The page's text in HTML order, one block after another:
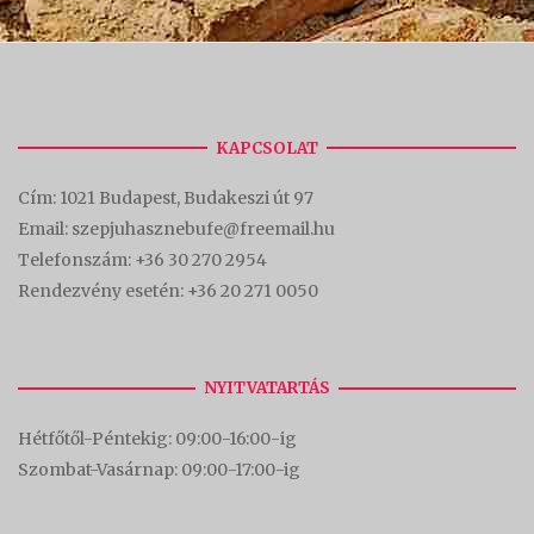
KAPCSOLAT
Cím: 1021 Budapest, Budakeszi út 97
Email: szepjuhasznebufe@freemail.hu
Telefonszám: +36 30 270 2954
Rendezvény esetén: +36 20 271 0050
NYITVATARTÁS
Hétfőtől-Péntekig: 09:00-16:00-ig
Szombat-Vasárnap: 09:00-17:00-ig